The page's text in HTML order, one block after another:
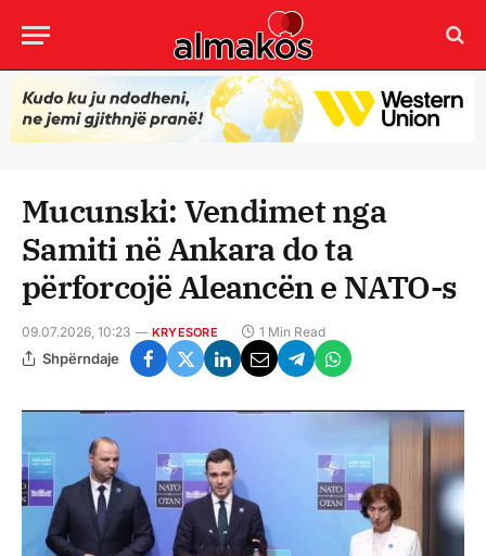
Mucunski: Vendimet nga
Samiti në Ankara do ta
përforcojë Aleancën e NATO-s
09.07.2026, 10:23 KRYESORE 1 Min Read
Shpërndaje